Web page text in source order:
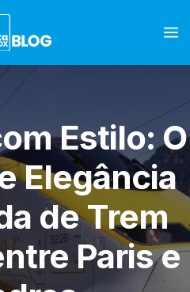
Estilo: O
Elegância
de Trem
Paris e